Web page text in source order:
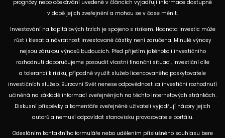
prognózy nebo očekávání uvedené v článcích vyjadřují informace dostupné
v době jejich zveřejnění a mohou se v čase měnit.
Investování na kapitálových trzích je spojeno s rizikem. Hodnota investic může
růst i klesat a návratnost investované částky není zaručena. Minulé výnosy
nejsou zárukou výnosů budoucích. Před přijetím jakéhokoli investičního
rozhodnutí doporučujeme posoudit vlastní finanční situaci, investiční cíle
a toleranci k riziku, případně využít služeb licencovaného poskytovatele
investičních služeb. Burzovní Svět nenese odpovědnost za investiční rozhodnutí
učiněná na základě informací zveřejněných na těchto internetových stránkách.
Diskusní příspěvky a komentáře zveřejněné uživateli vyjadřují názory jejich
autorů a nemusí odpovídat stanovisku provozovatele portálu.
Odesláním kontaktního formuláře nebo udělením příslušného souhlasu bere